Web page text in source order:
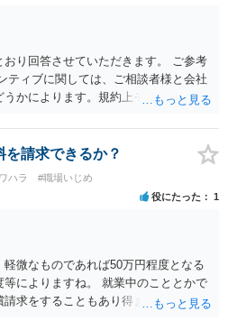
う報復的なことをしなければ名誉毀
加害行為をしなければ、通常は起こ
和解すれば和解金が入ります。 勝訴
額を払ってもらいます。任意に支払
、不動産などの財産を差押えます。
、現在は弁護士報酬は自由化されて
っても費用は変わってきます。
おり回答させていただきます。 ご参考
ィブに関しては、ご相談者様と会社
かによります。規約上そのような合
で争点となった場合には録音等の証
請求が認められない可能性がござい
務を提供しているのにもかかわらず支
となりますので請求可能かと存じま
は、休日・時間外労働があったこと
る必要があるかと存じます。 ④パワ
的な言動の内容によって判断が分か
でのやり取り等を確認する必要がある
ては退職する意思がないのであれば
いては不当な解雇である場合には解
られます。 回答としては以上になりま
請求できるか？
ハラ #職場いじめ
役にたった 1
微なものであれば50万円程度となる
によりますね。 就業中のこととかで
求をすることもあり得ます。